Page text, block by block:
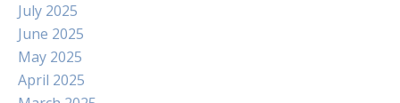
July 2025
June 2025
May 2025
April 2025